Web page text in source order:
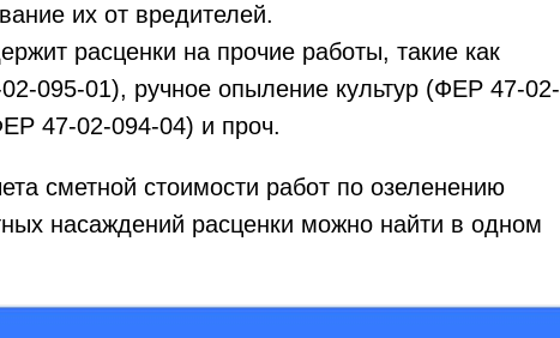
их от вредителей.
расценки на прочие работы, такие как
095-01), ручное опыление культур (ФЕР 47-02-
47-02-094-04) и проч.
сметной стоимости работ по озеленению
насаждений расценки можно найти в одном